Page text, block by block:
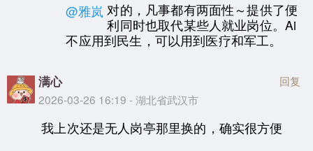
@雅岚 对的，凡事都有两面性～提供了便
利同时也取代某些人就业岗位。Ai
不应用到民生，可以用到医疗和军工。
满心
2026-03-26 16:19 - 湖北省武汉市
回复
我上次还是无人岗亭那里换的，确实很方便